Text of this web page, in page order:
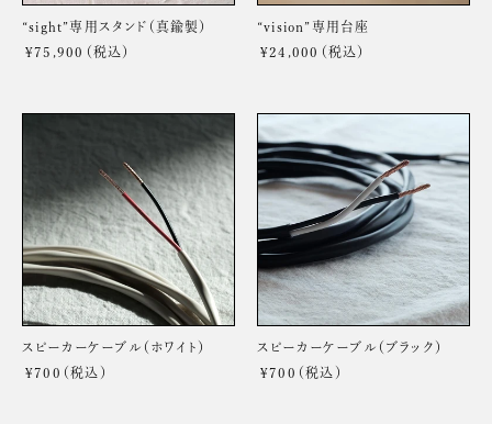
“sight”専用スタンド（真鍮製）
通
格
¥75,900
“vision”専用台座
通
格
¥24,000
ー
カ
ー
ケ
ー
ブ
ル
（ホ
ワ
スピーカーケーブル（ホワイト）
通
¥700
ピ
ー
カ
ー
ケ
ー
ブ
ル
（ブ
ラ
スピーカーケーブル（ブラック）
通
¥700